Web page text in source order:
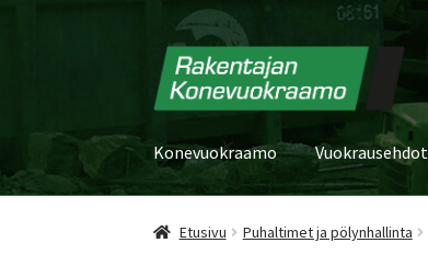
Konevuokraamo Vuokrausehdot
Etusivu Puhaltimet ja pölynhallinta